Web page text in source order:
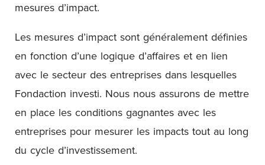
mesures d’impact.
Les mesures d’impact sont généralement définies
en fonction d’une logique d’affaires et en lien
avec le secteur des entreprises dans lesquelles
Fondaction investi. Nous nous assurons de mettre
en place les conditions gagnantes avec les
entreprises pour mesurer les impacts tout au long
du cycle d’investissement.